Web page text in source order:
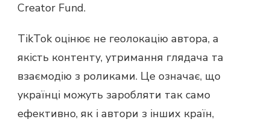
Creator Fund.
TikTok оцінює не геолокацію автора, а
якість контенту, утримання глядача та
взаємодію з роликами. Це означає, що
українці можуть заробляти так само
ефективно, як і автори з інших країн,